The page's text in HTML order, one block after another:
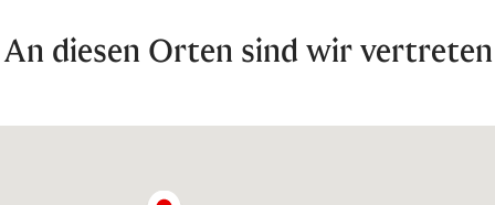
An diesen Orten sind wir vertreten